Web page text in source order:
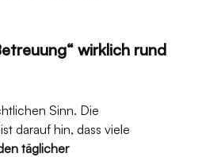
wirklich rund
Sinn. Die
darauf hin, dass viele
täglicher